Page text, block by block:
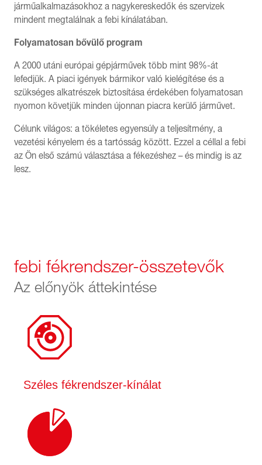
járműalkalmazásokhoz a nagykereskedők és szervizek
mindent megtalálnak a febi kínálatában.
Folyamatosan bővülő program
A 2000 utáni európai gépjárművek több mint 98%-át
lefedjük. A piaci igények bármikor való kielégítése és a
szükséges alkatrészek biztosítása érdekében folyamatosan
nyomon követjük minden újonnan piacra kerülő járművet.
Célunk világos: a tökéletes egyensúly a teljesítmény, a
vezetési kényelem és a tartósság között. Ezzel a céllal a febi
az Ön első számú választása a fékezéshez – és mindig is az
lesz.
febi fékrendszer-összetevők
Az előnyök áttekintése
Széles fékrendszer-kínálat